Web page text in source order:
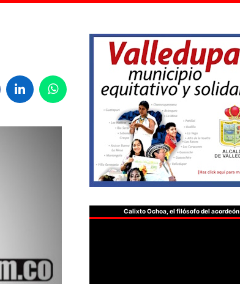
Calixto Ochoa, el filósofo del acordeón